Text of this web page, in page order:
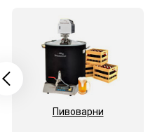
Пивоварни